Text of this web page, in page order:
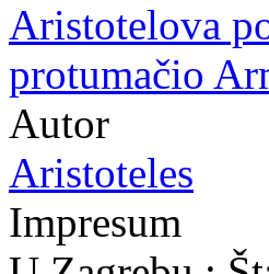
Aristotelova
protumačio
Autor
Aristoteles
Impresum